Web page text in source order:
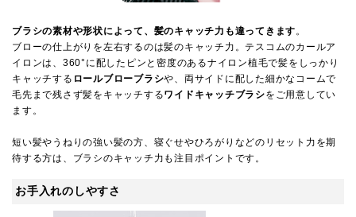
ブラシの素材や形状によって、髪のキャッチ力も違ってきます 。
ブローの仕上がりを左右するのは髪のキャッチ力。テスコムのカールア
イロンは、360°に配したピンと密度のあるナイロン植毛で髪をしっかり
キャッチする ロールブローブラシや、両サイドに配した細かなコームで
毛先まで残さず髪をキャッチするワイドキャッチブラシをご用意してい
ます。
短い髪やうねりの強い髪の方、寝ぐせやひろがりなどのリセット力を期
待する方は、ブラシのキャッチ力も注目ポイントです。
お手入れのしやすさ